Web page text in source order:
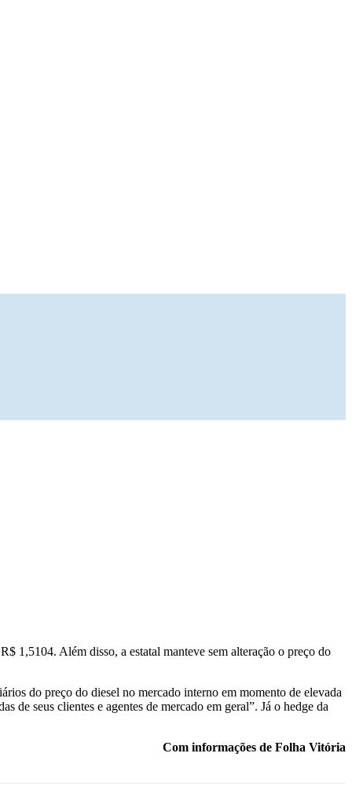
1,5104. Além disso, a estatal manteve sem alteração o preço do
do preço do diesel no mercado interno em momento de elevada
de seus clientes e agentes de mercado em geral”. Já o hedge da
Com informações de Folha Vitória